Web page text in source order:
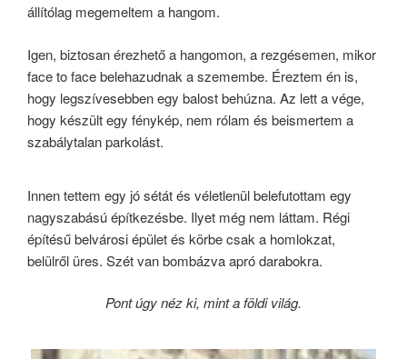
állítólag megemeltem a hangom.
Igen, biztosan érezhető a hangomon, a rezgésemen, mikor
face to face belehazudnak a szemembe. Éreztem én is,
hogy legszívesebben egy balost behúzna. Az lett a vége,
hogy készült egy fénykép, nem rólam és beismertem a
szabálytalan parkolást.
Innen tettem egy jó sétát és véletlenül belefutottam egy
nagyszabású építkezésbe. Ilyet még nem láttam. Régi
építésű belvárosi épület és körbe csak a homlokzat,
belülről üres. Szét van bombázva apró darabokra.
Pont úgy néz ki, mint a földi világ.